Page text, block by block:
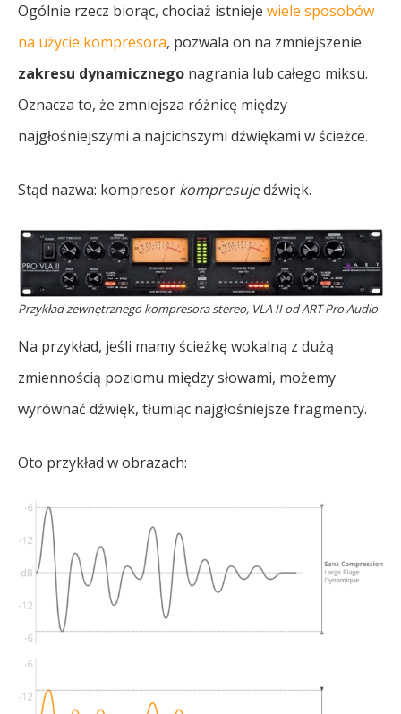
Ogólnie rzecz biorąc, chociaż istnieje wiele sposobów
na użycie kompresora, pozwala on na zmniejszenie
zakresu dynamicznego nagrania lub całego miksu.
Oznacza to, że zmniejsza różnicę między
najgłośniejszymi a najcichszymi dźwiękami w ścieżce.
Stąd nazwa: kompresor kompresujedźwięk.
Przykład zewnętrznego kompresora stereo, VLA II od ART Pro Audio
Na przykład, jeśli mamy ścieżkę wokalną z dużą
zmiennością poziomu między słowami, możemy
wyrównać dźwięk, tłumiąc najgłośniejsze fragmenty.
Oto przykład w obrazach: